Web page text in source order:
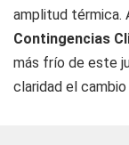
amplitud térmica.
Contingencias
más frío de este
claridad el